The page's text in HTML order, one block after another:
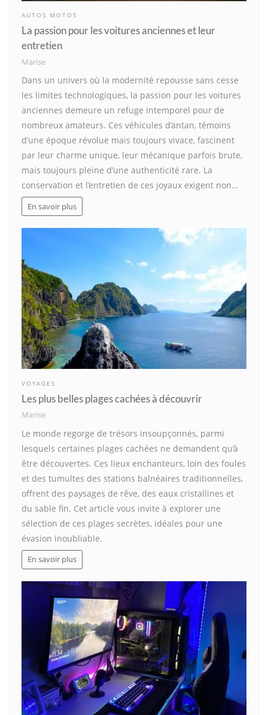
AUTOS MOTOS
La passion pour les voitures anciennes et leur
entretien
Marise
Dans un univers où la modernité repousse sans cesse
les limites technologiques, la passion pour les voitures
anciennes demeure un refuge intemporel pour de
nombreux amateurs. Ces véhicules d’antan, témoins
d’une époque révolue mais toujours vivace, fascinent
par leur charme unique, leur mécanique parfois brute,
mais toujours pleine d’une authenticité rare. La
conservation et l’entretien de ces joyaux exigent non…
En savoir plus
VOYAGES
Les plus belles plages cachées à découvrir
Marise
Le monde regorge de trésors insoupçonnés, parmi
lesquels certaines plages cachées ne demandent qu’à
être découvertes. Ces lieux enchanteurs, loin des foules
et des tumultes des stations balnéaires traditionnelles,
offrent des paysages de rêve, des eaux cristallines et
du sable fin. Cet article vous invite à explorer une
sélection de ces plages secrètes, idéales pour une
évasion inoubliable.
En savoir plus